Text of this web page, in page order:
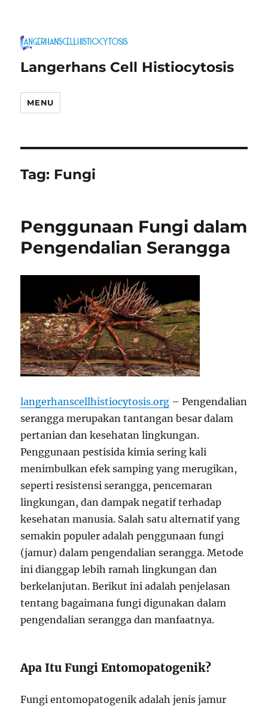
Langerhans Cell Histiocytosis
MENU
Tag: Fungi
Penggunaan Fungi dalam
Pengendalian Serangga
langerhanscellhistiocytosis.org – Pengendalian
serangga merupakan tantangan besar dalam
pertanian dan kesehatan lingkungan.
Penggunaan pestisida kimia sering kali
menimbulkan efek samping yang merugikan,
seperti resistensi serangga, pencemaran
lingkungan, dan dampak negatif terhadap
kesehatan manusia. Salah satu alternatif yang
semakin populer adalah penggunaan fungi
(jamur) dalam pengendalian serangga. Metode
ini dianggap lebih ramah lingkungan dan
berkelanjutan. Berikut ini adalah penjelasan
tentang bagaimana fungi digunakan dalam
pengendalian serangga dan manfaatnya.
Apa Itu Fungi Entomopatogenik?
Fungi entomopatogenik adalah jenis jamur